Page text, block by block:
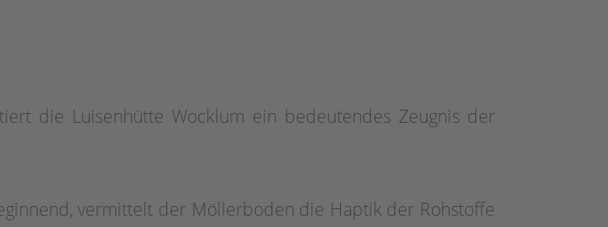
die Luisenhütte Wocklum ein bedeutendes Zeugnis der
vermittelt der Möllerboden die Haptik der Rohstoffe